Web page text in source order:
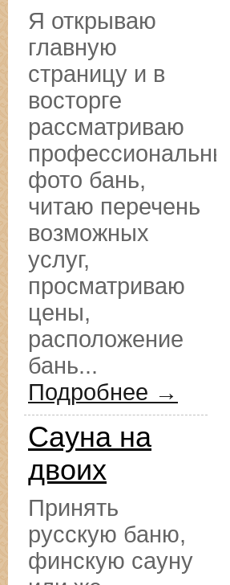
Я открываю
главную
страницу и в
восторге
рассматриваю
профессиональные
фото бань,
читаю перечень
возможных
услуг,
просматриваю
цены,
расположение
бань...
Подробнее →
Сауна на
двоих
Принять
русскую баню,
финскую сауну